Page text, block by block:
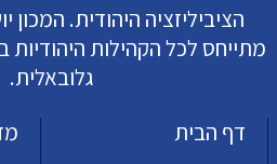
הציביליזציה היהודית. המכון
מתייחס לכל הקהילות היהודיות
גלובאלית.
דף הבית